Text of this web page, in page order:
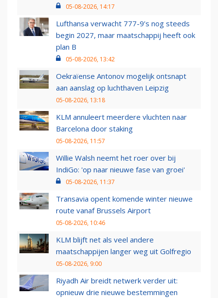
05-08-2026, 14:17
Lufthansa verwacht 777-9’s nog steeds
begin 2027, maar maatschappij heeft ook
plan B
05-08-2026, 13:42
Oekraïense Antonov mogelijk ontsnapt
aan aanslag op luchthaven Leipzig
05-08-2026, 13:18
KLM annuleert meerdere vluchten naar
Barcelona door staking
05-08-2026, 11:57
Willie Walsh neemt het roer over bij
IndiGo: 'op naar nieuwe fase van groei'
05-08-2026, 11:37
Transavia opent komende winter nieuwe
route vanaf Brussels Airport
05-08-2026, 10:46
KLM blijft net als veel andere
maatschappijen langer weg uit Golfregio
05-08-2026, 9:00
Riyadh Air breidt netwerk verder uit:
opnieuw drie nieuwe bestemmingen